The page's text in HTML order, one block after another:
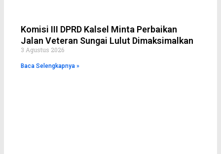
Komisi III DPRD Kalsel Minta Perbaikan
Jalan Veteran Sungai Lulut Dimaksimalkan
3 Agustus 2026
Baca Selengkapnya »